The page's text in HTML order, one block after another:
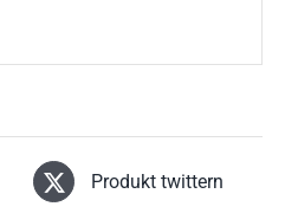
Produkt twittern